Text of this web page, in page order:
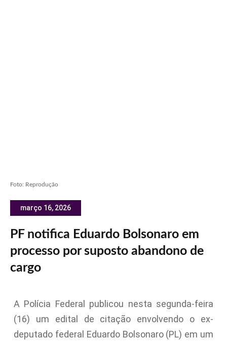
Foto: Reprodução
março 16, 2026
PF notifica Eduardo Bolsonaro em
processo por suposto abandono de
cargo
A Polícia Federal publicou nesta segunda-feira
(16) um edital de citação envolvendo o ex-
deputado federal Eduardo Bolsonaro (PL) em um